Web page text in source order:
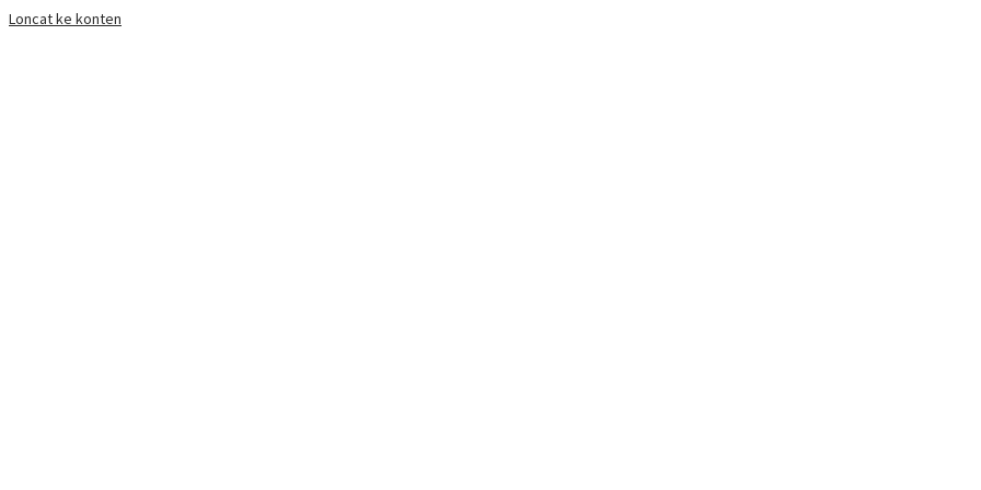
Loncat ke konten